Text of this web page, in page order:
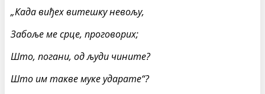
„Када виђех витешку невољу,
Забоље ме срце, проговорих;
Што, погани, од људи чините?
Што им такве муке ударате“?